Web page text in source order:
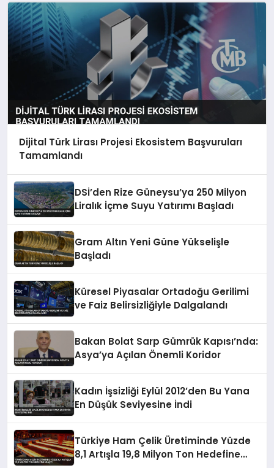
Dijital Türk Lirası Projesi Ekosistem Başvuruları
Tamamlandı
DSİ’den Rize Güneysu’ya 250 Milyon
Liralık İçme Suyu Yatırımı Başladı
Gram Altın Yeni Güne Yükselişle
Başladı
Küresel Piyasalar Ortadoğu Gerilimi
ve Faiz Belirsizliğiyle Dalgalandı
Bakan Bolat Sarp Gümrük Kapısı’nda:
Asya’ya Açılan Önemli Koridor
Kadın İşsizliği Eylül 2012’den Bu Yana
En Düşük Seviyesine İndi
Türkiye Ham Çelik Üretiminde Yüzde
8,1 Artışla 19,8 Milyon Ton Hedefine